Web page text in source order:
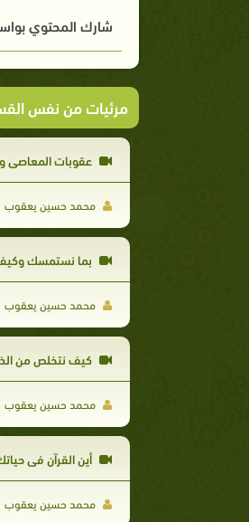
شارك المحتوي
مرئيات من نفس
عقوبات المعاصي
محمد حسين يعقوب
بما نستمسك
محمد حسين يعقوب
كيف نتخلص من
محمد حسين يعقوب
أين القرآن في
محمد حسين يعقوب